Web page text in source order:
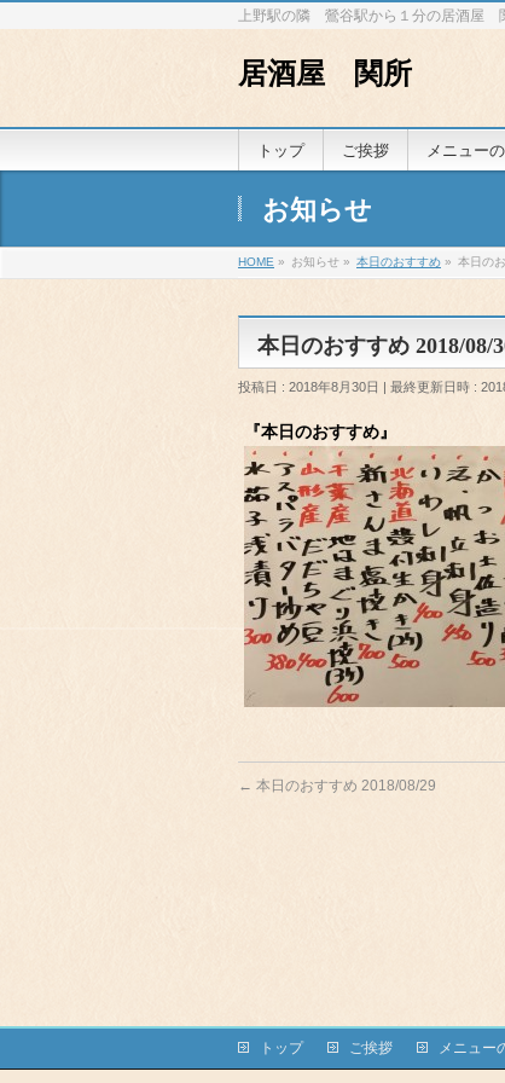
上野駅の隣 鶯谷駅から１分の居酒屋
居酒屋 関所
トップ ご挨拶 メニュー
お知らせ
HOME » お知らせ » 本日のおすすめ » 本日の
本日のおすすめ 2018/08/
投稿日 : 2018年8月30日 最終更新日時 :
『本日のおすすめ』
← 本日のおすすめ 2018/08/29
トップ ご挨拶 メニュー